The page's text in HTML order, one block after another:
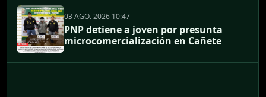
03 AGO. 2026 10:47
PNP detiene a joven por presunta
microcomercialización en Cañete